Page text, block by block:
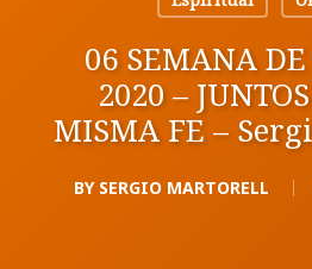
06 SEMANA
2020 –
MISMA FE –
BY SERGIO MARTORELL